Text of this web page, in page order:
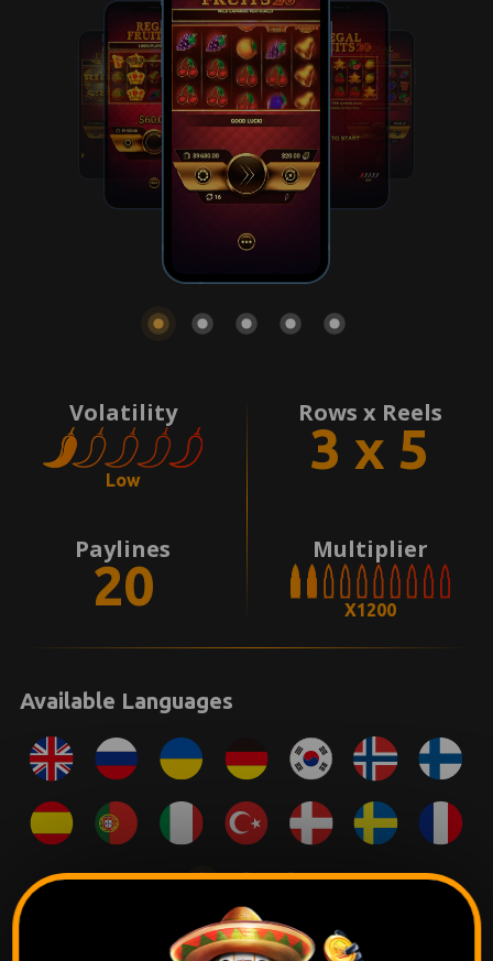
Volatility
Low
Rows x Reels
3 x 5
Paylines
20
Multiplier
X1200
Available Languages